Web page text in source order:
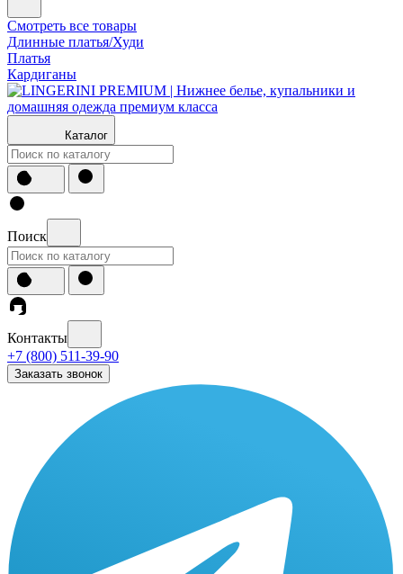
Смотреть все товары
Длинные платья/Худи
Платья
Кардиганы
Каталог
Поиск
Контакты
+7 (800) 511-39-90
Заказать звонок